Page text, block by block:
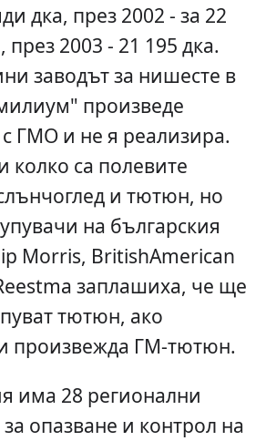
дка, през 2002 - за 22
през 2003 - 21 195 дка.
заводът за нишесте в
произведе
ГМО и не я реализира.
колко са полевите
и тютюн, но
на българския
Morris, BritishAmerican
заплашиха, че ще
тютюн, ако
произвежда ГМ-тютюн.
има 28 регионални
опазване и контрол на